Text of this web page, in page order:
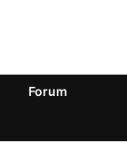
Forum